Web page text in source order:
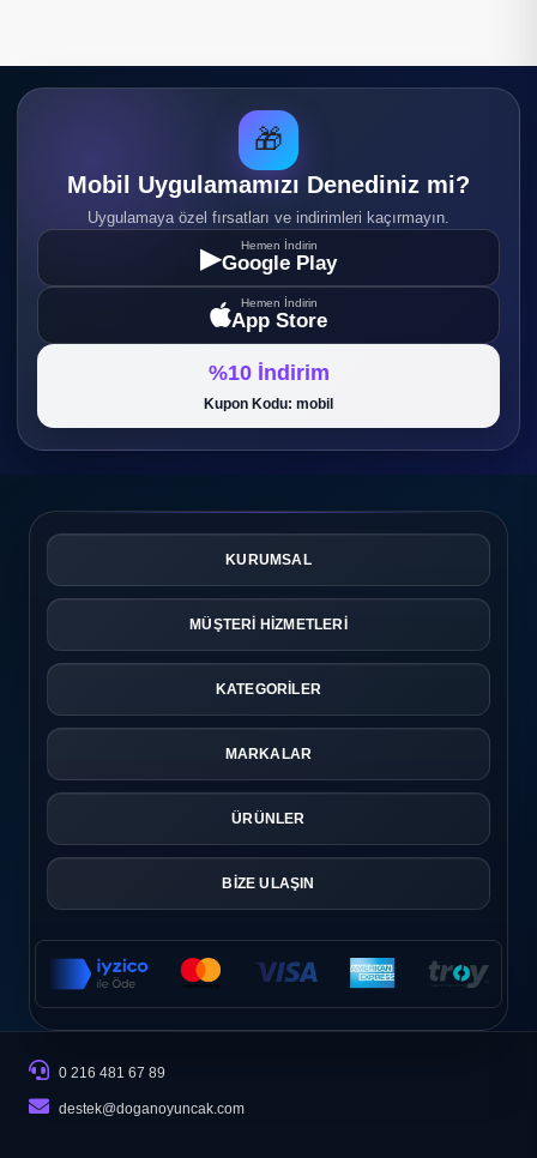
🎁
Mobil Uygulamamızı Denediniz mi?
Uygulamaya özel fırsatları ve indirimleri kaçırmayın.
▶ Hemen İndirin
Google Play
Hemen İndirin
App Store
%10 İndirim
Kupon Kodu: mobil
KURUMSAL
MÜŞTERİ HİZMETLERİ
KATEGORİLER
MARKALAR
ÜRÜNLER
BİZE ULAŞIN
0 216 481 67 89
destek@doganoyuncak.com